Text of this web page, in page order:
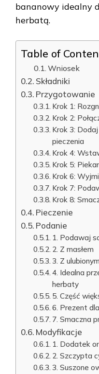
bananowy idealny
herbatą.
Table of
Wniosek
Składniki
Przygotowanie
Krok 1:
Krok 2:
Krok 3:
pieczenia
Krok 4:
Krok 5:
Krok 6:
Krok 7:
Krok 8:
Pieczenie
Podanie
1. Podawaj
2. Z masłem
3. Z
4. Idealna
herbaty
5. Część
6. Prezent
7. Smaczna
Modyfikacje
1. Dodatek
2. Szczypta
3. Suszone